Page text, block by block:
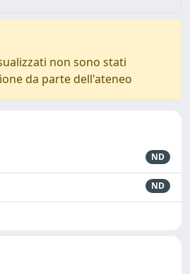
non sono stati
da parte dell'ateneo
ND
ND